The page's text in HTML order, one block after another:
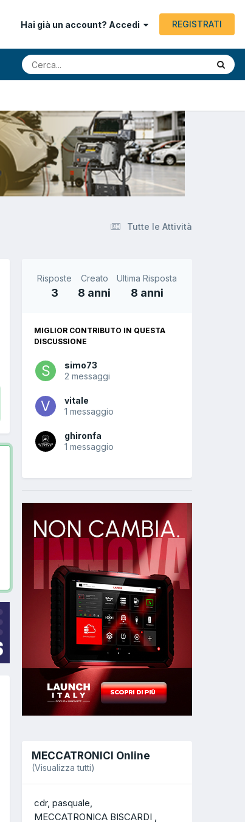
Hai già un account? Accedi REGISTRATI
Tutte le Attività
Risposte
3
Creato
8 anni
Ultima Risposta
8 anni
MIGLIOR CONTRIBUTO IN QUESTA
DISCUSSIONE
simo73
2 messaggi
vitale
1 messaggio
ghironfa
1 messaggio
MECCATRONICI Online
(Visualizza tutti)
cdr pasquale
MECCATRONICA BISCARDI